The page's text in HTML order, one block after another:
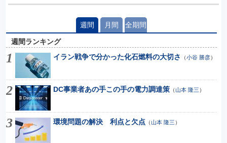
週間 月間 全期間
週間ランキング
イラン戦争で分かった化石燃料の大切さ
（小谷 勝彦）
DC事業者あの手この手の電力調達策（山本 隆三 ）
環境問題の解決 利点と欠点 （山本 隆三 ）